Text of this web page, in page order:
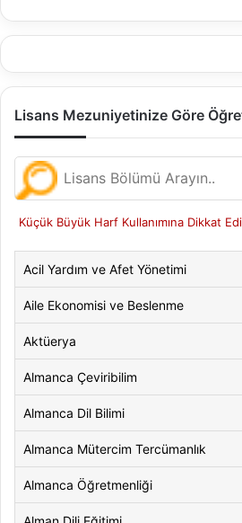
Lisans Mezuniyetinize Göre
Küçük Büyük Harf Kullanımına Dikkat
Acil Yardım ve Afet Yönetimi
Aile Ekonomisi ve Beslenme
Aktüerya
Almanca Çeviribilim
Almanca Dil Bilimi
Almanca Mütercim Tercümanlık
Almanca Öğretmenliği